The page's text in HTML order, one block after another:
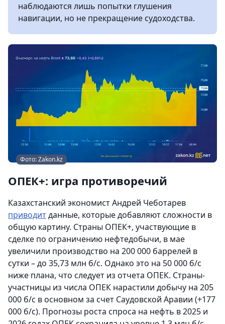
наблюдаются лишь попытки глушения
навигации, но не прекращение судоходства.
Фото: Zakon.kz
ОПЕК+: игра противоречий
Казахстанский экономист Андрей Чеботарев
приводитданные, которые добавляют сложности в
общую картину. Страны ОПЕК+, участвующие в
сделке по ограничению нефтедобычи, в мае
увеличили производство на 200 000 баррелей в
сутки – до 35,73 млн б/с. Однако это на 50 000 б/с
ниже плана, что следует из отчета ОПЕК. Страны-
участницы из числа ОПЕК нарастили добычу на 205
000 б/с в основном за счет Саудовской Аравии (+177
000 б/с). Прогнозы роста спроса на нефть в 2025 и